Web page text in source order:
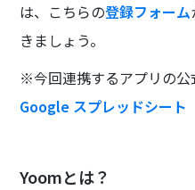
は、こちらの登録フォーム
きましょう。
※今回連携するアプリの公
Google スプレッドシート
Yoomとは？